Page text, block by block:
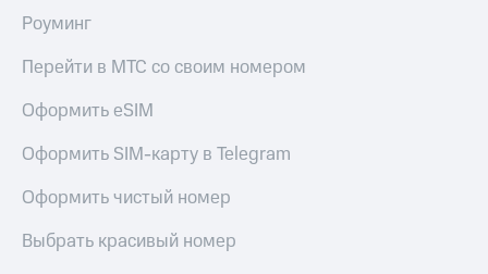
Роуминг
Перейти в МТС со своим номером
Оформить eSIM
Оформить SIM-карту в Telegram
Оформить чистый номер
Выбрать красивый номер